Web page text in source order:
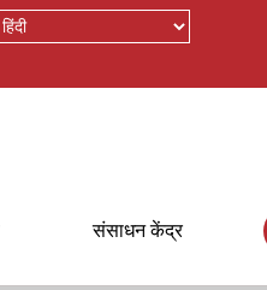
संसाधन केंद्र